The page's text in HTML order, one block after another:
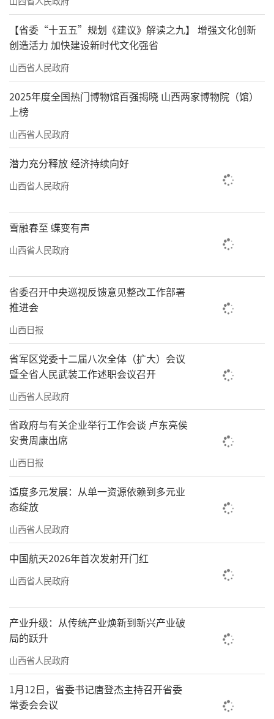
【省委“十五五”规划《建议》解读之九】 增强文化创新
创造活力 加快建设新时代文化强省
山西省人民政府
2025年度全国热门博物馆百强揭晓 山西两家博物院（馆）
上榜
山西省人民政府
潜力充分释放 经济持续向好
山西省人民政府
雪融春至 蝶变有声
山西省人民政府
省委召开中央巡视反馈意见整改工作部署
推进会
山西日报
省军区党委十二届八次全体（扩大）会议
暨全省人民武装工作述职会议召开
山西省人民政府
省政府与有关企业举行工作会谈 卢东亮侯
安贵周康出席
山西日报
适度多元发展：从单一资源依赖到多元业
态绽放
山西省人民政府
中国航天2026年首次发射开门红
山西省人民政府
产业升级：从传统产业焕新到新兴产业破
局的跃升
山西省人民政府
1月12日，省委书记唐登杰主持召开省委
常委会会议